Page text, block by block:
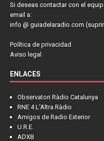
Si deseas contactar con el
email a:
info @ guiadelaradio.com
Política de privacidad
Aviso legal
ENLACES
Observatori Ràdio Catalunya
RNE 4 L'Altra Ràdio
Amigos de Radio Exterior
U.R.E.
ADXB